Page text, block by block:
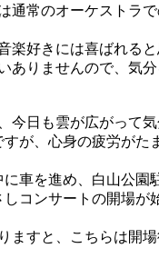
通常のオーケストラ
好きには喜ばれる
ありませんので、気
日も雲が広がって
が、心身の疲労がた
車を進め、白山公園
コンサートの開場が
すと、こちらは開